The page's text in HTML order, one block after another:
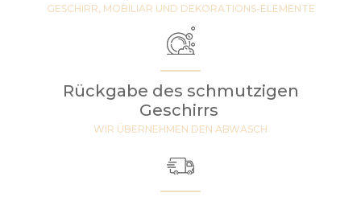
GESCHIRR, MOBILIAR UND DEKORATIONS-ELEMENTE
Rückgabe des schmutzigen
Geschirrs
WIR ÜBERNEHMEN DEN ABWASCH